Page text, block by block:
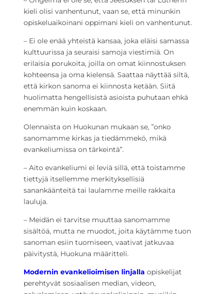
kieli olisi vanhentunut, vaan se, että minunkin
opiskeluaikoinani oppimani kieli on vanhentunut.
– Ei ole enää yhteistä kansaa, joka eläisi samassa
kulttuurissa ja seuraisi samoja viestimiä. On
erilaisia porukoita, joilla on omat kiinnostuksen
kohteensa ja oma kielensä. Saattaa näyttää siltä,
että kirkon sanoma ei kiinnosta ketään. Siitä
huolimatta hengellisistä asioista puhutaan ehkä
enemmän kuin koskaan.
Olennaista on Huokunan mukaan se, ”onko
sanomamme kirkas ja tiedämmekö, mikä
evankeliumissa on tärkeintä”.
– Aito evankeliumi ei leviä sillä, että toistamme
tiettyjä itsellemme merkityksellisiä
sanankäänteitä tai laulamme meille rakkaita
lauluja.
– Meidän ei tarvitse muuttaa sanomamme
sisältöä, mutta ne muodot, joita käytämme tuon
sanoman esiin tuomiseen, vaativat jatkuvaa
päivitystä, Huokuna määritteli.
Modernin evankelioimisen linjalla opiskelijat
perehtyvät sosiaalisen median, videon,